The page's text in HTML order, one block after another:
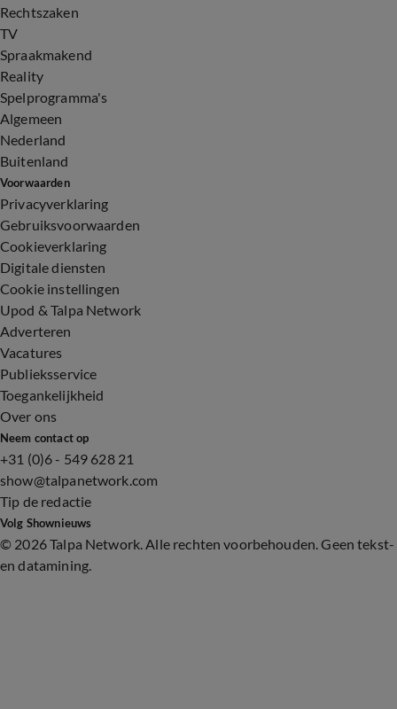
Rechtszaken
TV
Spraakmakend
Reality
Spelprogramma's
Algemeen
Nederland
Buitenland
Voorwaarden
Privacyverklaring
Gebruiksvoorwaarden
Cookieverklaring
Digitale diensten
Cookie instellingen
Upod & Talpa Network
Adverteren
Vacatures
Publieksservice
Toegankelijkheid
Over ons
Neem contact op
+31 (0)6 - 549 628 21
show@talpanetwork.com
Tip de redactie
Volg Shownieuws
© 2026 Talpa Network. Alle rechten voorbehouden. Geen tekst-
en datamining.